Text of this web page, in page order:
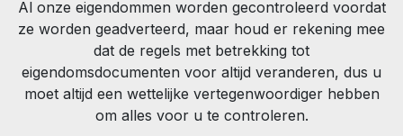
Al onze eigendommen worden gecontroleerd voordat
ze worden geadverteerd, maar houd er rekening mee
dat de regels met betrekking tot
eigendomsdocumenten voor altijd veranderen, dus u
moet altijd een wettelijke vertegenwoordiger hebben
om alles voor u te controleren.